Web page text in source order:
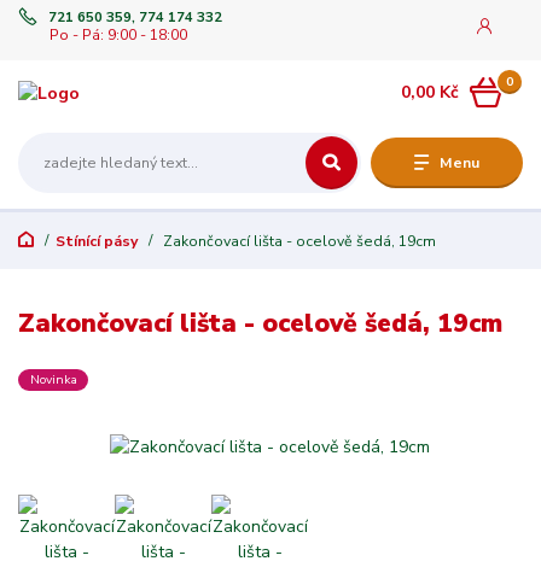
Menu
721 650 359, 774 174 332
Po - Pá: 9:00 - 18:00
0
0,00 Kč
Stínící pásy Zakončovací lišta - ocelově šedá, 19cm
Zakončovací lišta - ocelově šedá, 19cm
Novinka